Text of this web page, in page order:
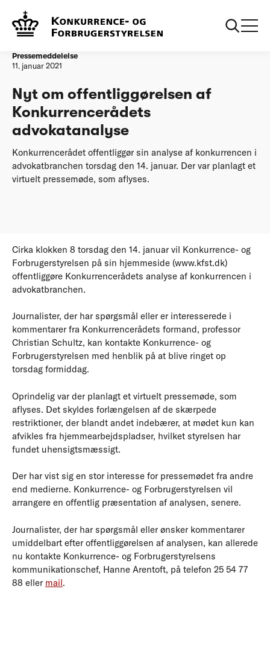
Forside
advokatanalyse
Pressemeddelelse
11. januar 2021
Nyt om offentliggørelsen af
Konkurrencerådets
advokatanalyse
Konkurrencerådet offentliggør sin analyse af konkurrencen i
advokatbranchen torsdag den 14. januar. Der var planlagt et
virtuelt pressemøde, som aflyses.
Cirka klokken 8 torsdag den 14. januar vil Konkurrence- og
Forbrugerstyrelsen på sin hjemmeside (www.kfst.dk)
offentliggøre Konkurrencerådets analyse af konkurrencen i
advokatbranchen.
Journalister, der har spørgsmål eller er interesserede i
kommentarer fra Konkurrencerådets formand, professor
Christian Schultz, kan kontakte Konkurrence- og
Forbrugerstyrelsen med henblik på at blive ringet op
torsdag formiddag.
Oprindelig var der planlagt et virtuelt pressemøde, som
aflyses. Det skyldes forlængelsen af de skærpede
restriktioner, der blandt andet indebærer, at mødet kun kan
afvikles fra hjemmearbejdspladser, hvilket styrelsen har
fundet uhensigtsmæssigt.
Der har vist sig en stor interesse for pressemødet fra andre
end medierne. Konkurrence- og Forbrugerstyrelsen vil
arrangere en offentlig præsentation af analysen, senere.
Journalister, der har spørgsmål eller ønsker kommentarer
umiddelbart efter offentliggørelsen af analysen, kan allerede
nu kontakte Konkurrence- og Forbrugerstyrelsens
kommunikationschef, Hanne Arentoft, på telefon 25 54 77
88 eller mail.